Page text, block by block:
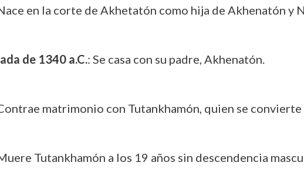
en la corte de Akhetatón como hija de Akhenatón y
de 1340 a.C.: Se casa con su padre, Akhenatón.
matrimonio con Tutankhamón, quien se convierte
Tutankhamón a los 19 años sin descendencia